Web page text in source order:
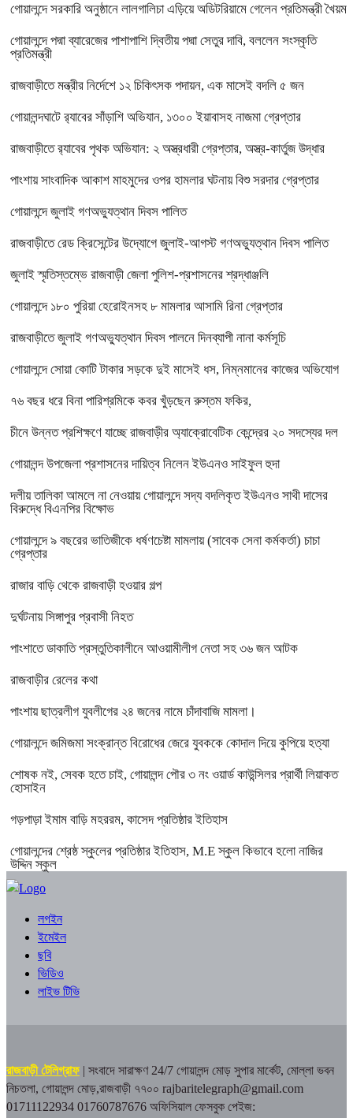
গোয়ালন্দে সরকারি অনুষ্ঠানে লালগালিচা এড়িয়ে অডিটরিয়ামে গেলেন প্রতিমন্ত্রী খৈয়ম
গোয়ালন্দে পদ্মা ব্যারেজের পাশাপাশি দ্বিতীয় পদ্মা সেতুর দাবি, বললেন সংস্কৃতি
প্রতিমন্ত্রী
রাজবাড়ীতে মন্ত্রীর নির্দেশে ১২ চিকিৎসক পদায়ন, এক মাসেই বদলি ৫ জন
গোয়ালন্দঘাটে র‌্যাবের সাঁড়াশি অভিযান, ১৩০০ ইয়াবাসহ নাজমা গ্রেপ্তার
রাজবাড়ীতে র‌্যাবের পৃথক অভিযান: ২ অস্ত্রধারী গ্রেপ্তার, অস্ত্র-কার্তুজ উদ্ধার
পাংশায় সাংবাদিক আকাশ মাহমুদের ওপর হামলার ঘটনায় বিশু সরদার গ্রেপ্তার
গোয়ালন্দে জুলাই গণঅভ্যুত্থান দিবস পালিত
রাজবাড়ীতে রেড ক্রিসেন্টের উদ্যোগে জুলাই-আগস্ট গণঅভ্যুত্থান দিবস পালিত
জুলাই স্মৃতিস্তম্ভে রাজবাড়ী জেলা পুলিশ-প্রশাসনের শ্রদ্ধাঞ্জলি
গোয়ালন্দে ১৮০ পুরিয়া হেরোইনসহ ৮ মামলার আসামি রিনা গ্রেপ্তার
রাজবাড়ীতে জুলাই গণঅভ্যুত্থান দিবস পালনে দিনব্যাপী নানা কর্মসূচি
গোয়ালন্দে সোয়া কোটি টাকার সড়কে দুই মাসেই ধস, নিম্নমানের কাজের অভিযোগ
৭৬ বছর ধরে বিনা পারিশ্রমিকে কবর খুঁড়ছেন রুস্তম ফকির,
চীনে উন্নত প্রশিক্ষণে যাচ্ছে রাজবাড়ীর অ্যাক্রোবেটিক কেন্দ্রের ২০ সদস্যের দল
গোয়ালন্দ উপজেলা প্রশাসনের দায়িত্ব নিলেন ইউএনও সাইফুল হুদা
দলীয় তালিকা আমলে না নেওয়ায় গোয়ালন্দে সদ্য বদলিকৃত ইউএনও সাথী দাসের
বিরুদ্ধে বিএনপির বিক্ষোভ
গোয়ালন্দে ৯ বছরের ভাতিজীকে ধর্ষণচেষ্টা মামলায় (সাবেক সেনা কর্মকর্তা) চাচা
গ্রেপ্তার
রাজার বাড়ি থেকে রাজবাড়ী হওয়ার গল্প
দুর্ঘটনায় সিঙ্গাপুর প্রবাসী নিহত
পাংশাতে ডাকাতি প্রস্তুতিকালীনে আওয়ামীলীগ নেতা সহ ৩৬ জন আটক
রাজবাড়ীর রেলের কথা
পাংশায় ছাত্রলীগ যুবলীগের ২৪ জনের নামে চাঁদাবাজি মামলা।
গোয়ালন্দে জমিজমা সংক্রান্ত বিরোধের জেরে যুবককে কোদাল দিয়ে কুপিয়ে হত্যা
শোষক নই, সেবক হতে চাই, গোয়ালন্দ পৌর ৩ নং ওয়ার্ড কাউন্সিলর প্রার্থী লিয়াকত
হোসাইন
গড়পাড়া ইমাম বাড়ি মহররম, কাসেদ প্রতিষ্ঠার ইতিহাস
গোয়ালন্দের শ্রেষ্ঠ স্কুলের প্রতিষ্ঠার ইতিহাস, M.E স্কুল কিভাবে হলো নাজির
উদ্দিন স্কুল
লগইন
ইমেইল
ছবি
ভিডিও
লাইভ টিভি
রাজবাড়ী টেলিগ্রাফ | সংবাদে সারাক্ষণ 24/7 গোয়ালন্দ মোড় সুপার মার্কেট, মোল্লা ভবন
নিচতলা, গোয়ালন্দ মোড়,রাজবাড়ী ৭৭০০ rajbaritelegraph@gmail.com
01711122934 01760787676 অফিসিয়াল ফেসবুক পেইজ: